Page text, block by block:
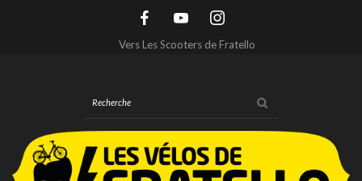
Vers Les Scooters de Fratello